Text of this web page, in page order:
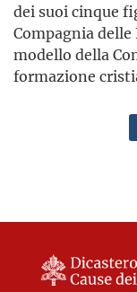
dei suoi cinque
Compagnia
modello della
formazione